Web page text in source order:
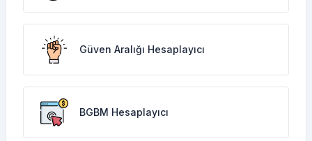
Güven Aralığı Hesaplayıcı
BGBM Hesaplayıcı